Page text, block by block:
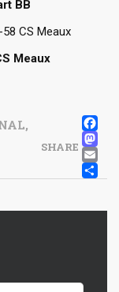
BB
-58 CS Meaux
Meaux
,
SHARE